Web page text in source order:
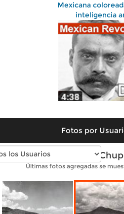
Mexicana
inteligencia
Fotos por
Fotos antiguas de
Últimas fotos agregadas se